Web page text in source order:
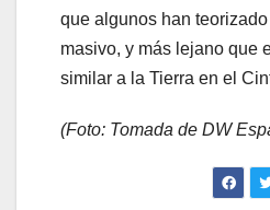
que algunos han
masivo, y más lejano que
similar a la Tierra en el
(Foto: Tomada de DW